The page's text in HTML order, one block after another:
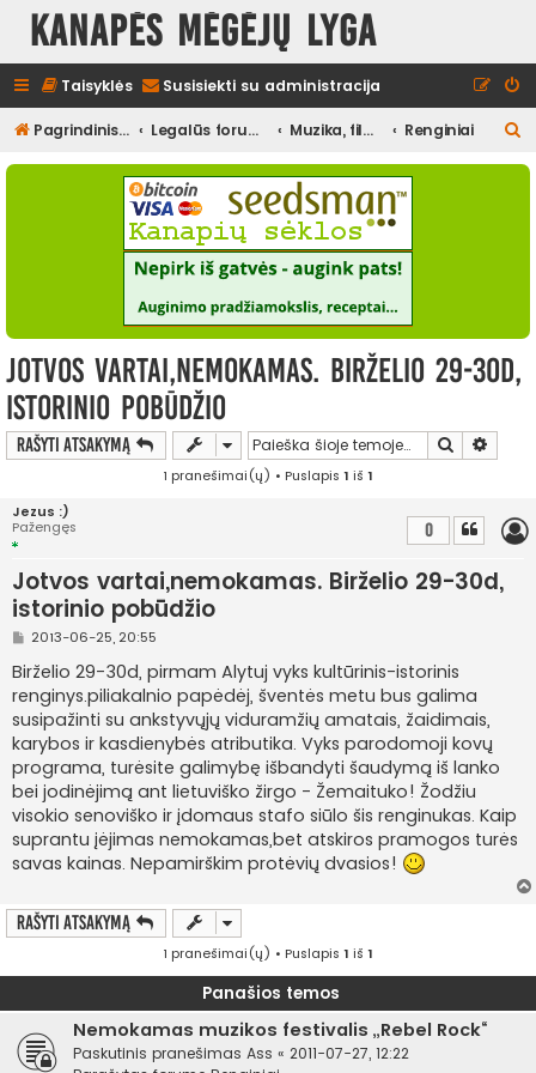
Kanapės mėgėjų lyga
Taisyklės Susisiekti su administracija
Pagrindinis diskusijų puslapis Legalūs forumai Muzika, filmai ir kita media, pramogos Renginiai
e
Jotvos vartai,nemokamas. Birželio 29-30d,
istorinio pobūdžio
Rašyti atsakymą Ieškoti
1 pranešimai(ų) • Puslapis 1 iš 1
Jezus :)
Pažengęs
Jotvos vartai,nemokamas. Birželio 29-30d,
istorinio pobūdžio
0
S
a
n
d
a
r
t
i
n
ė
2013-06-25, 20:55
Birželio 29-30d, pirmam Alytuj vyks kultūrinis-istorinis
renginys.piliakalnio papėdėj, šventės metu bus galima
susipažinti su ankstyvųjų viduramžių amatais, žaidimais,
karybos ir kasdienybės atributika. Vyks parodomoji kovų
programa, turėsite galimybę išbandyti šaudymą iš lanko
bei jodinėjimą ant lietuviško žirgo - Žemaituko! Žodžiu
visokio senoviško ir įdomaus stafo siūlo šis renginukas. Kaip
suprantu įėjimas nemokamas,bet atskiros pramogos turės
savas kainas. Nepamirškim protėvių dvasios!
Rašyti atsakymą
1 pranešimai(ų) • Puslapis 1 iš 1
Panašios temos
Nemokamas muzikos festivalis „Rebel Rock“
Paskutinis pranešimas Ass « 2011-07-27, 12:22